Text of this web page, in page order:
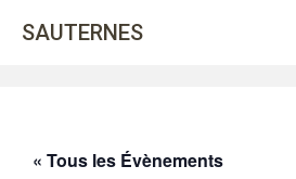
SAUTERNES
« Tous les Évènements